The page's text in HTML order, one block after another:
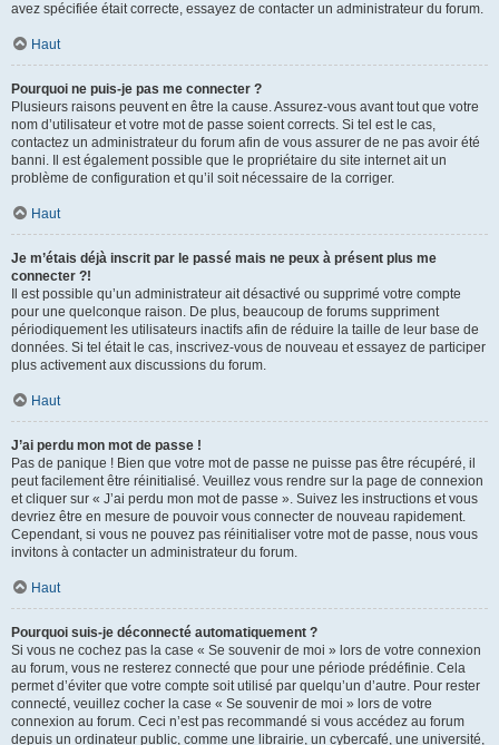
avez spécifiée était correcte, essayez de contacter un administrateur du forum.
Haut
Pourquoi ne puis-je pas me connecter ?
Plusieurs raisons peuvent en être la cause. Assurez-vous avant tout que votre
nom d’utilisateur et votre mot de passe soient corrects. Si tel est le cas,
contactez un administrateur du forum afin de vous assurer de ne pas avoir été
banni. Il est également possible que le propriétaire du site internet ait un
problème de configuration et qu’il soit nécessaire de la corriger.
Haut
Je m’étais déjà inscrit par le passé mais ne peux à présent plus me
connecter ?!
Il est possible qu’un administrateur ait désactivé ou supprimé votre compte
pour une quelconque raison. De plus, beaucoup de forums suppriment
périodiquement les utilisateurs inactifs afin de réduire la taille de leur base de
données. Si tel était le cas, inscrivez-vous de nouveau et essayez de participer
plus activement aux discussions du forum.
Haut
J’ai perdu mon mot de passe !
Pas de panique ! Bien que votre mot de passe ne puisse pas être récupéré, il
peut facilement être réinitialisé. Veuillez vous rendre sur la page de connexion
et cliquer sur « J’ai perdu mon mot de passe ». Suivez les instructions et vous
devriez être en mesure de pouvoir vous connecter de nouveau rapidement.
Cependant, si vous ne pouvez pas réinitialiser votre mot de passe, nous vous
invitons à contacter un administrateur du forum.
Haut
Pourquoi suis-je déconnecté automatiquement ?
Si vous ne cochez pas la case « Se souvenir de moi » lors de votre connexion
au forum, vous ne resterez connecté que pour une période prédéfinie. Cela
permet d’éviter que votre compte soit utilisé par quelqu’un d’autre. Pour rester
connecté, veuillez cocher la case « Se souvenir de moi » lors de votre
connexion au forum. Ceci n’est pas recommandé si vous accédez au forum
depuis un ordinateur public, comme une librairie, un cybercafé, une université,